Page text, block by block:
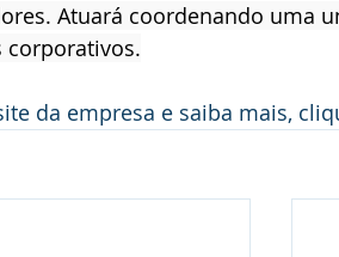
Atuará coordenando uma
corporativos.
da empresa e saiba mais,